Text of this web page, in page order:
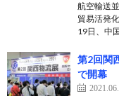
航空輸送
貿易活発
19日、中
第2回関
で開幕